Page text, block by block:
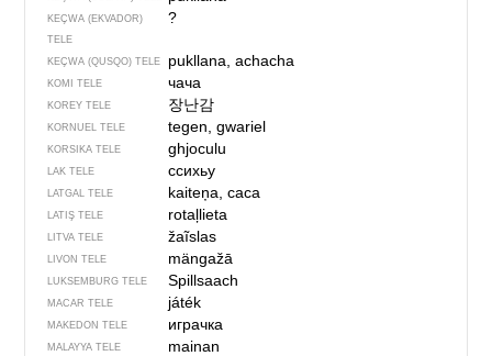
KEÇWA (EKVADOR)
TELE
?
KEÇWA (QUSQO) TELE pukllana, achacha
KOMI TELE чача
KOREY TELE 장난감
KORNUEL TELE tegen, gwariel
KORSIKA TELE ghjoculu
LAK TELE ссихьу
LATGAL TELE kaiteņa, caca
LATIŞ TELE rotaļlieta
LITVA TELE žaĩslas
LIVON TELE mängažā
LUKSEMBURG TELE Spillsaach
MACAR TELE játék
MAKEDON TELE играчка
MALAYYA TELE mainan